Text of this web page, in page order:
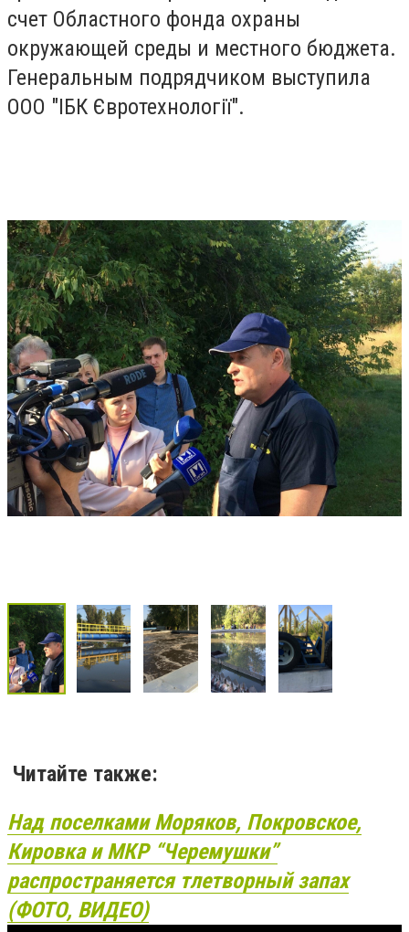
счет Областного фонда охраны
окружающей среды и местного бюджета.
Генеральным подрядчиком выступила
ООО "ІБК Євротехнології".
Читайте также:
Над поселками Моряков, Покровское,
Кировка и МКР “Черемушки”
распространяется тлетворный запах
(ФОТО, ВИДЕО)